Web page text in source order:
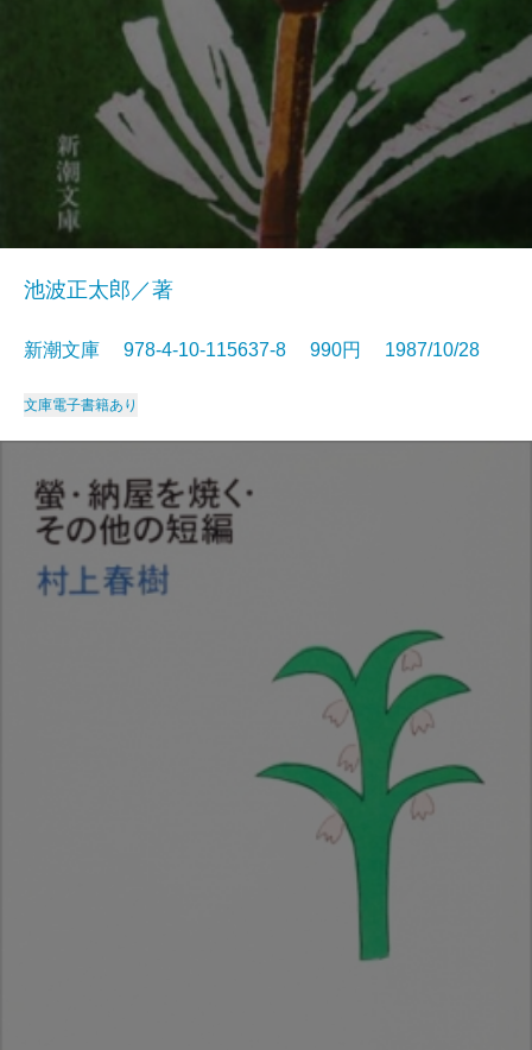
池波正太郎／著
新潮文庫 978-4-10-115637-8 990円 1987/10/28
文庫電子書籍あり